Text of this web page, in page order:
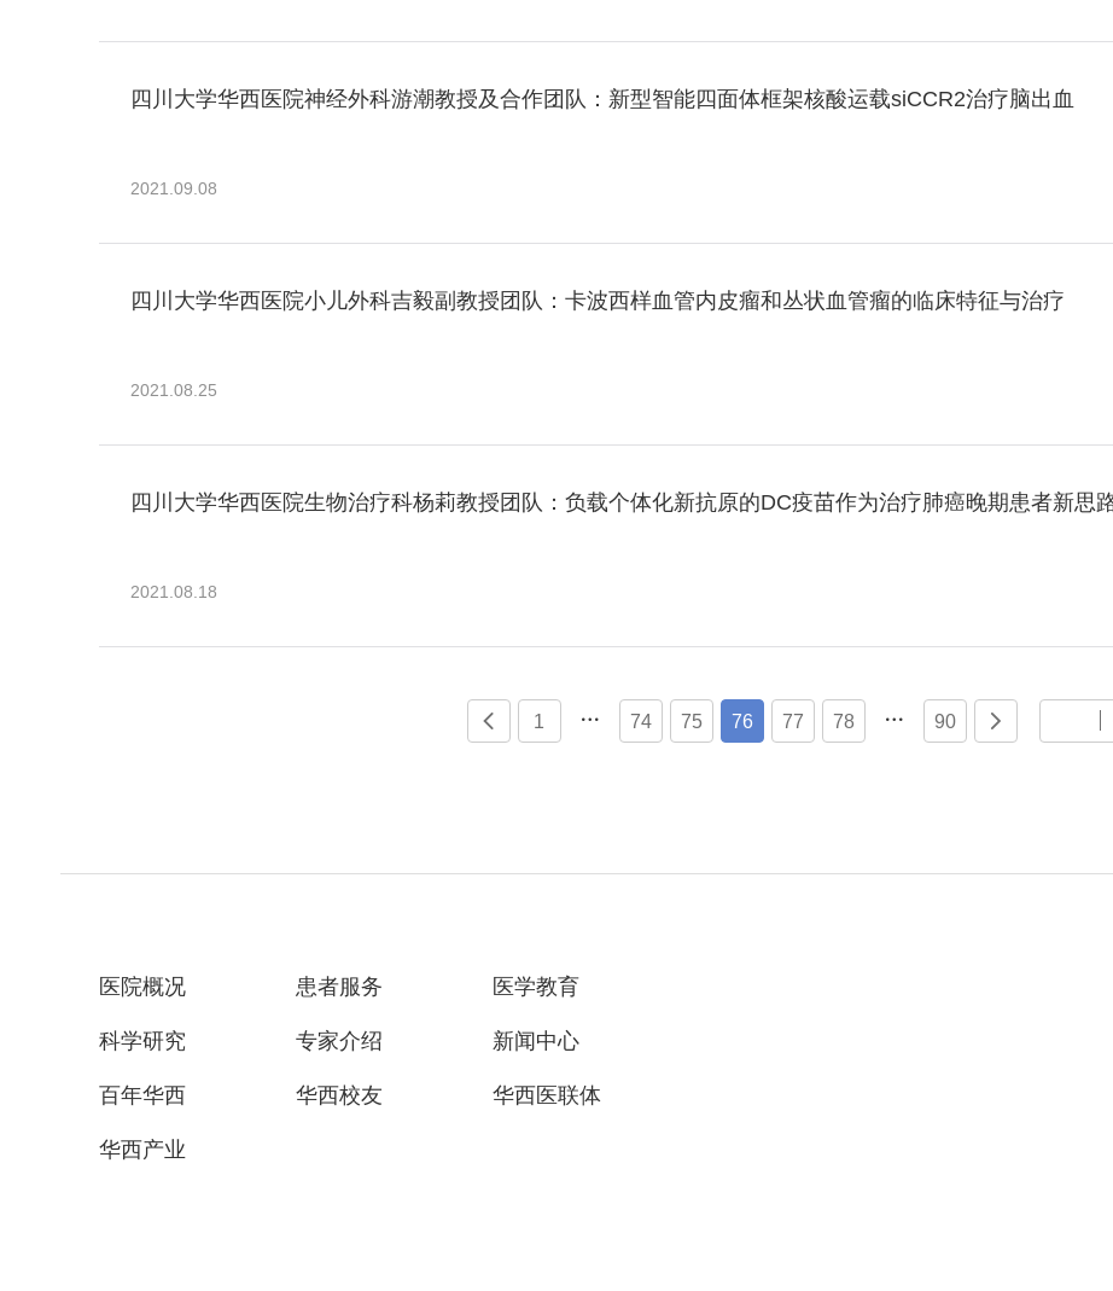
四川大学华西医院神经外科游潮教授及合作团队：新型智能四面体框架核酸运载siCCR2治疗脑出血
2021.09.08
四川大学华西医院小儿外科吉毅副教授团队：卡波西样血管内皮瘤和丛状血管瘤的临床特征与治疗
2021.08.25
四川大学华西医院生物治疗科杨莉教授团队：负载个体化新抗原的DC疫苗作为治疗肺癌晚期患者新思
2021.08.18
 1  74 75 76 77 78  90 
医院概况 患者服务 医学教育
科学研究 专家介绍 新闻中心
百年华西 华西校友 华西医联体
华西产业